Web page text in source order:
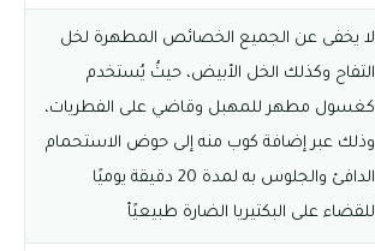
لا يخفى عن الجميع الخصائص المطهرة لخل
التفاح وكذلك الخل الأبيض، حيثُ يُستخدم
كغسول مطهر للمهبل وقاضي على الفطريات،
وذلك عبر إضافة كوب منه إلى حوض الاستحمام
الدافئ والجلوس به لمدة 20 دقيقة يوميًا
للقضاء على البكتيريا الضارة طبيعيًأ